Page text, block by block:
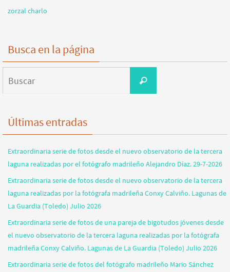
zorzal charlo
Busca en la página
Buscar
Últimas entradas
Extraordinaria serie de fotos desde el nuevo observatorio de la tercera
laguna realizadas por el fotógrafo madrileño Alejandro Díaz. 29-7-2026
Extraordinaria serie de fotos desde el nuevo observatorio de la tercera
laguna realizadas por la fotógrafa madrileña Conxy Calviño. Lagunas de
La Guardia (Toledo) Julio 2026
Extraordinaria serie de fotos de una pareja de bigotudos jóvenes desde
el nuevo observatorio de la tercera laguna realizadas por la fotógrafa
madrileña Conxy Calviño. Lagunas de La Guardia (Toledo) Julio 2026
Extraordinaria serie de fotos del fotógrafo madrileño Mario Sánchez